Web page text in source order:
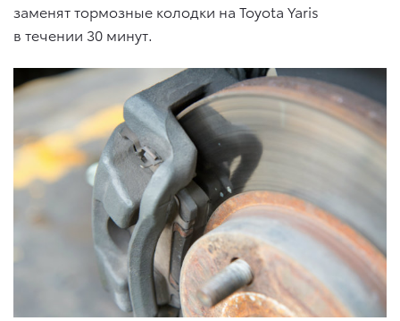
заменят тормозные колодки на Toyota Yaris
в течении 30 минут.